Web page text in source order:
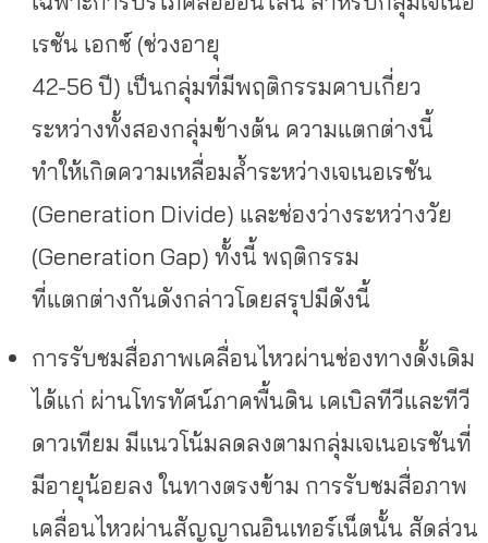
เรชัน เอกซ์ (ช่วงอายุ
42-56 ปี) เป็นกลุ่มที่มีพฤติกรรมคาบเกี่ยว
ระหว่างทั้งสองกลุ่มข้างต้น ความแตกต่างนี้
ทำให้เกิดความเหลื่อมล้ำระหว่างเจเนอเรชัน
(Generation Divide) และช่องว่างระหว่างวัย
(Generation Gap) ทั้งนี้ พฤติกรรม
ที่แตกต่างกันดังกล่าวโดยสรุปมีดังนี้
การรับชมสื่อภาพเคลื่อนไหวผ่านช่องทางดั้งเดิม
ได้แก่ ผ่านโทรทัศน์ภาคพื้นดิน เคเบิลทีวีและทีวี
ดาวเทียม มีแนวโน้มลดลงตามกลุ่มเจเนอเรชันที่
มีอายุน้อยลง ในทางตรงข้าม การรับชมสื่อภาพ
เคลื่อนไหวผ่านสัญญาณอินเทอร์เน็ตนั้น สัดส่วน